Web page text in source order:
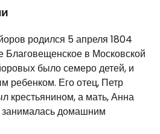
родился 5 апреля 1804
Благовещенское в Московской
было семеро детей, и
ребенком. Его отец, Петр
крестьянином, а мать, Анна
домашним